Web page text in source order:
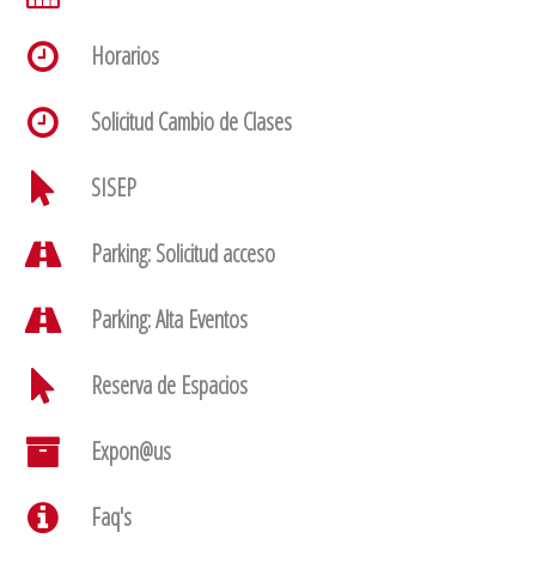
Horarios
Solicitud Cambio de Clases
SISEP
Parking: Solicitud acceso
Parking: Alta Eventos
Reserva de Espacios
Expon@us
Faq's